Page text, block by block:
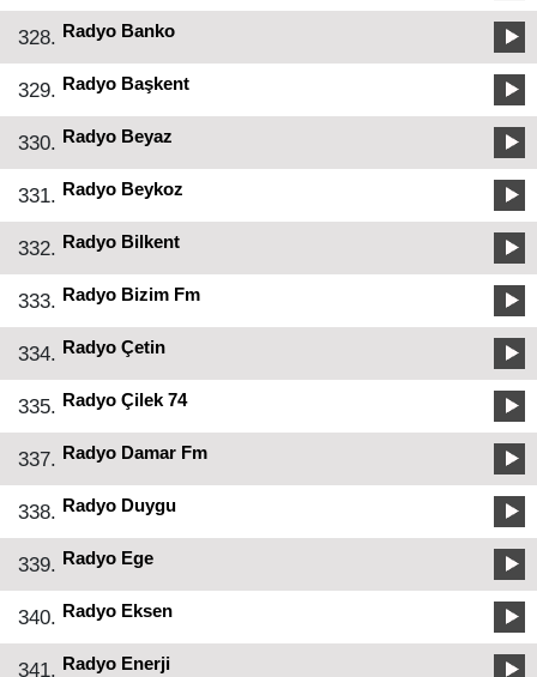
328. Radyo Banko
329. Radyo Başkent
330. Radyo Beyaz
331. Radyo Beykoz
332. Radyo Bilkent
333. Radyo Bizim Fm
334. Radyo Çetin
335. Radyo Çilek 74
337. Radyo Damar Fm
338. Radyo Duygu
339. Radyo Ege
340. Radyo Eksen
341. Radyo Enerji